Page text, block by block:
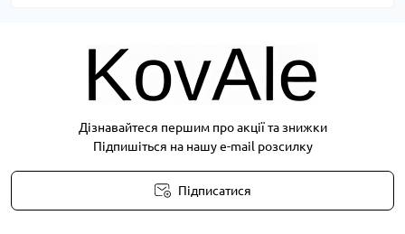
Дізнавайтеся першим про акції та знижки
Підпишіться на нашу e-mail розсилку
Підписатися